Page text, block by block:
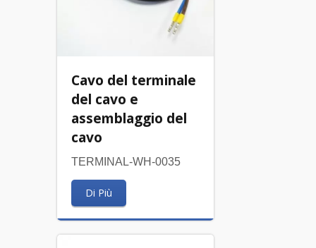
Cavo del terminale
del cavo e
assemblaggio del
cavo
TERMINAL-WH-0035
Di Più